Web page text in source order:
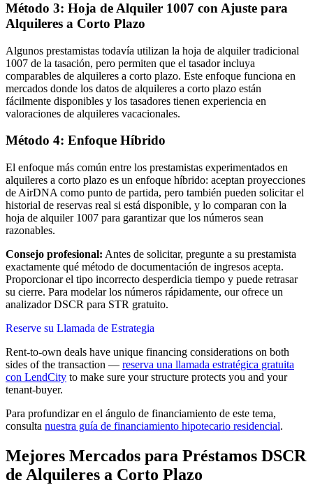
Método 3: Hoja de Alquiler 1007 con Ajuste para
Alquileres a Corto Plazo
Algunos prestamistas todavía utilizan la hoja de alquiler tradicional
1007 de la tasación, pero permiten que el tasador incluya
comparables de alquileres a corto plazo. Este enfoque funciona en
mercados donde los datos de alquileres a corto plazo están
fácilmente disponibles y los tasadores tienen experiencia en
valoraciones de alquileres vacacionales.
Método 4: Enfoque Híbrido
El enfoque más común entre los prestamistas experimentados en
alquileres a corto plazo es un enfoque híbrido: aceptan proyecciones
de AirDNA como punto de partida, pero también pueden solicitar el
historial de reservas real si está disponible, y lo comparan con la
hoja de alquiler 1007 para garantizar que los números sean
razonables.
Consejo profesional: Antes de solicitar, pregunte a su prestamista
exactamente qué método de documentación de ingresos acepta.
Proporcionar el tipo incorrecto desperdicia tiempo y puede retrasar
su cierre. Para modelar los números rápidamente, our ofrece un
analizador DSCR para STR gratuito.
Reserve su Llamada de Estrategia
Rent-to-own deals have unique financing considerations on both
sides of the transaction — reserva una llamada estratégica gratuita
con LendCity to make sure your structure protects you and your
tenant-buyer.
Para profundizar en el ángulo de financiamiento de este tema,
consulta nuestra guía de financiamiento hipotecario residencial.
Mejores Mercados para Préstamos DSCR
de Alquileres a Corto Plazo